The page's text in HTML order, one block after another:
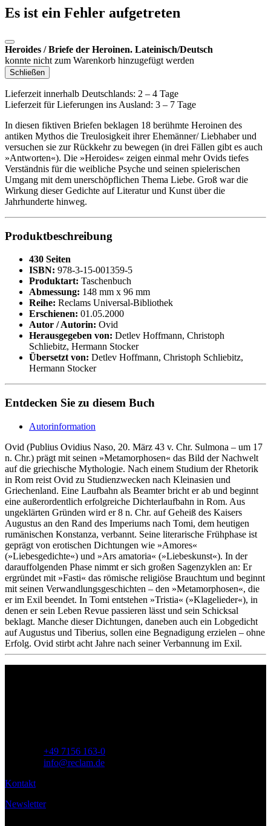
Es ist ein Fehler aufgetreten
Heroides / Briefe der Heroinen. Lateinisch/Deutsch
konnte nicht zum Warenkorb hinzugefügt werden
Schließen
Lieferzeit innerhalb Deutschlands: 2 – 4 Tage
Lieferzeit für Lieferungen ins Ausland: 3 – 7 Tage
In diesen fiktiven Briefen beklagen 18 berühmte Heroinen des
antiken Mythos die Treulosigkeit ihrer Ehemänner/ Liebhaber und
versuchen sie zur Rückkehr zu bewegen (in drei Fällen gibt es auch
»Antworten«). Die »Heroides« zeigen einmal mehr Ovids tiefes
Verständnis für die weibliche Psyche und seinen spielerischen
Umgang mit dem unerschöpflichen Thema Liebe. Groß war die
Wirkung dieser Gedichte auf Literatur und Kunst über die
Jahrhunderte hinweg.
Produktbeschreibung
430 Seiten
ISBN: 978-3-15-001359-5
Produktart: Taschenbuch
Abmessung: 148 mm x 96 mm
Reihe: Reclams Universal-Bibliothek
Erschienen: 01.05.2000
Autor / Autorin: Ovid
Herausgegeben von: Detlev Hoffmann, Christoph
Schliebitz, Hermann Stocker
Übersetzt von: Detlev Hoffmann, Christoph Schliebitz,
Hermann Stocker
Entdecken Sie zu diesem Buch
Autorinformation
Ovid (Publius Ovidius Naso, 20. März 43 v. Chr. Sulmona – um 17
n. Chr.) prägt mit seinen »Metamorphosen« das Bild der Nachwelt
auf die griechische Mythologie. Nach einem Studium der Rhetorik
in Rom reist Ovid zu Studienzwecken nach Kleinasien und
Griechenland. Eine Laufbahn als Beamter bricht er ab und beginnt
eine außerordentlich erfolgreiche Dichterlaufbahn in Rom. Aus
ungeklärten Gründen wird er 8 n. Chr. auf Geheiß des Kaisers
Augustus an den Rand des Imperiums nach Tomi, dem heutigen
rumänischen Konstanza, verbannt. Seine literarische Frühphase ist
geprägt von erotischen Dichtungen wie »Amores«
(»Liebesgedichte«) und »Ars amatoria« (»Liebeskunst«). In der
darauffolgenden Phase nimmt er sich großen Sagenzyklen an: Er
ergründet mit »Fasti« das römische religiöse Brauchtum und beginnt
mit seinen Verwandlungsgeschichten – den »Metamorphosen«, die
er im Exil beendet. In Tomi entstehen »Tristia« (»Klagelieder«), in
denen er sein Leben Revue passieren lässt und sein Schicksal
beklagt. Manche dieser Dichtungen, daneben auch ein Lobgedicht
auf Augustus und Tiberius, sollen eine Begnadigung erzielen – ohne
Erfolg. Ovid stirbt acht Jahre nach seiner Verbannung im Exil.
+49 7156 163-0
info@reclam.de
Kontakt
Newsletter